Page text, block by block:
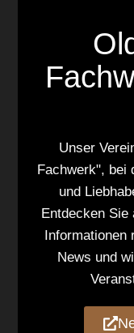
Unser
Fachwerk", bei
und
Entdecken Sie
Informationen
News und